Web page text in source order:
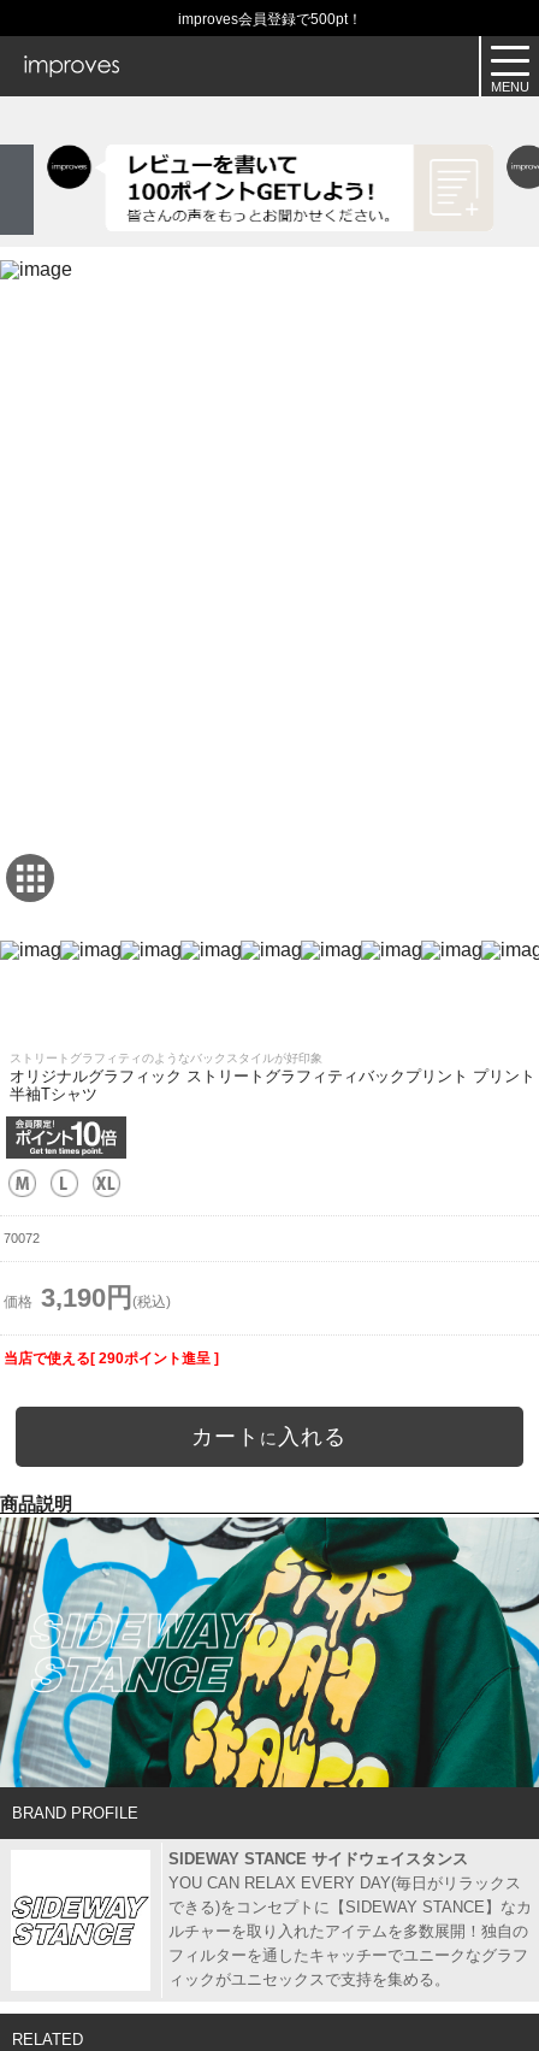
improves会員登録で500pt！
ストリートグラフィティのようなバックスタイルが好印象
オリジナルグラフィック ストリートグラフィティバックプリント プリント
半袖Tシャツ
70072
価格 3,190円 (税込)
当店で使える[ 290ポイント進呈 ]
カート に 入れる
商品説明
BRAND PROFILE
SIDEWAY STANCE サイドウェイスタンス
YOU CAN RELAX EVERY DAY(毎日がリラックス
できる)をコンセプトに【SIDEWAY STANCE】なカ
ルチャーを取り入れたアイテムを多数展開！独自の
フィルターを通したキャッチーでユニークなグラフ
ィックがユニセックスで支持を集める。
RELATED